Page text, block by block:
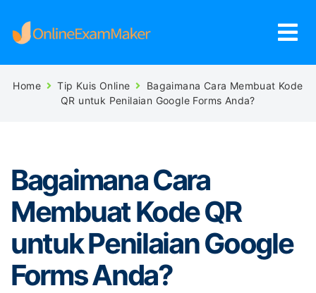
Home Tip Kuis Online
Bagaimana Cara Membuat Kode
QR untuk Penilaian Google Forms Anda?
Bagaimana Cara
Membuat Kode QR
untuk Penilaian Google
Forms Anda?